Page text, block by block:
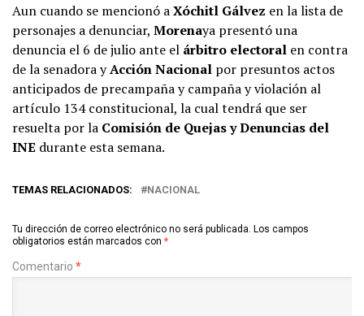
Aun cuando se mencionó aXóchitl Gálvez en la lista de
personajes a denunciar, Morenaya presentó una
denuncia el 6 de julio ante el árbitro electoral en contra
de la senadora yAcción Nacional por presuntos actos
anticipados de precampaña y campaña y violación al
artículo 134 constitucional, la cual tendrá que ser
resuelta por la Comisión de Quejas y Denuncias del
INE durante esta semana.
TEMAS RELACIONADOS: NACIONAL
Tu dirección de correo electrónico no será publicada. Los campos
obligatorios están marcados con *
Comentario *